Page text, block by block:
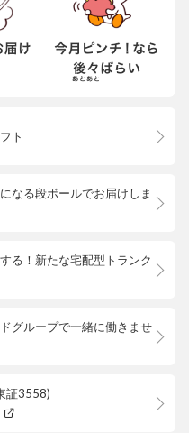
ト
なる段ボールでお届けしま
る！新たな宅配型トランク
グループで一緒に働きませ
証3558)